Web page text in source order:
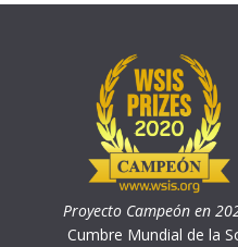
Proyecto Campeón en
Cumbre Mundial de la